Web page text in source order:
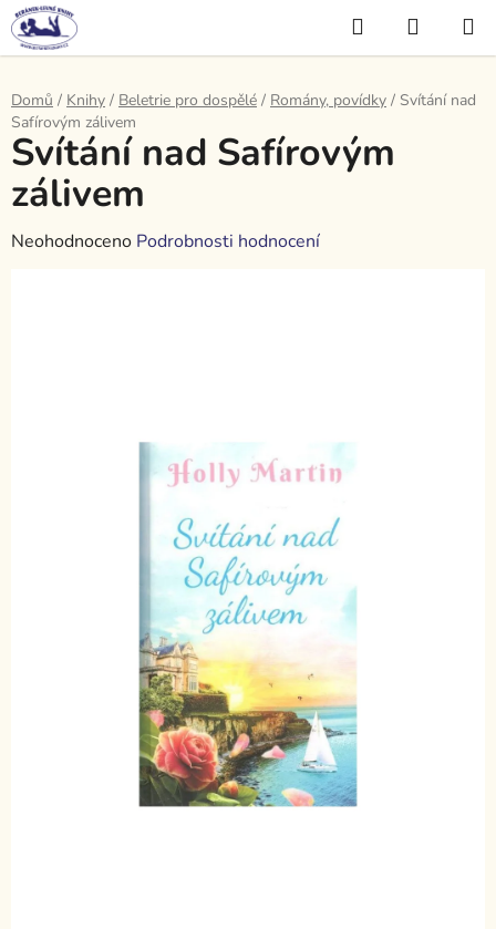
Přejít
na
obsah
Hledat
KOŠÍK
Domů / Knihy / Beletrie pro dospělé / Romány, povídky / Svítání nad
Safírovým zálivem
Svítání nad Safírovým
zálivem
Průměrné
Neohodnoceno Podrobnosti hodnocení